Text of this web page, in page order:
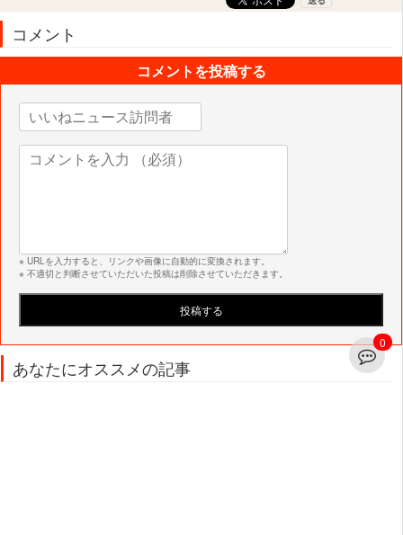
コメント
0
コメントを投稿する
※ URLを入力すると、リンクや画像に自動的に変換されます。
※ 不適切と判断させていただいた投稿は削除させていただきます。
あなたにオススメの記事